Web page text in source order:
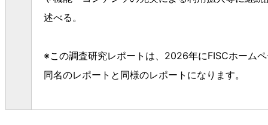
述べる。
※この調査研究レポートは、2026年にFISCホーム
同名のレポートと同様のレポートになります。